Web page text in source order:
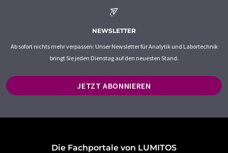
NEWSLETTER
Ab sofort nichts mehr verpassen: Unser Newsletter für Analytik und Labortechnik
bringt Sie jeden Dienstag auf den neuesten Stand.
JETZT ABONNIEREN
Die Fachportale von LUMITOS